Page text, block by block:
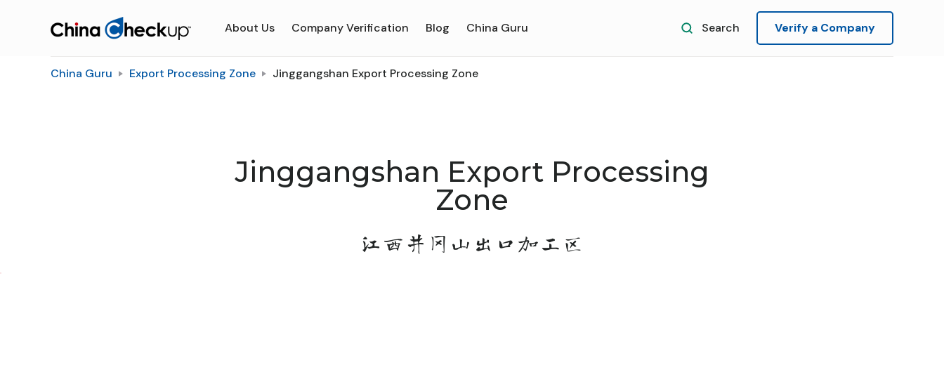
About Us Company Verification Blog China Guru Search Verify a Company
China Guru Export Processing Zone Jinggangshan Export Processing Zone
Jinggangshan Export Processing
Zone
江西井冈山出口加工区